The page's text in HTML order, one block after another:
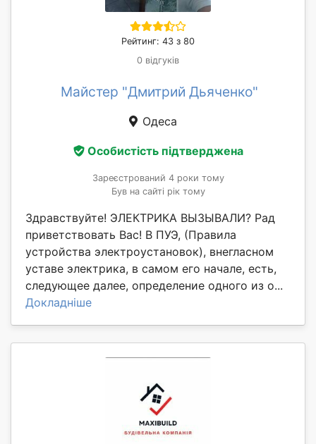
Рейтинг: 43 з 80
0 відгуків
Майстер "Дмитрий Дьяченко"
Одеса
Особистість підтверджена
Зареєстрований 4 роки тому
Був на сайті рік тому
Здравствуйте! ЭЛЕКТРИКА ВЫЗЫВАЛИ? Рад
приветствовать Вас! В ПУЭ, (Правила
устройства электроустановок), внегласном
уставе электрика, в самом его начале, есть,
следующее далее, определение одного из о...
Докладніше